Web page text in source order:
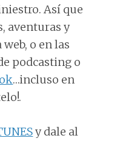
Así que
aventuras y
o en las
podcasting o
…incluso en
y dale al